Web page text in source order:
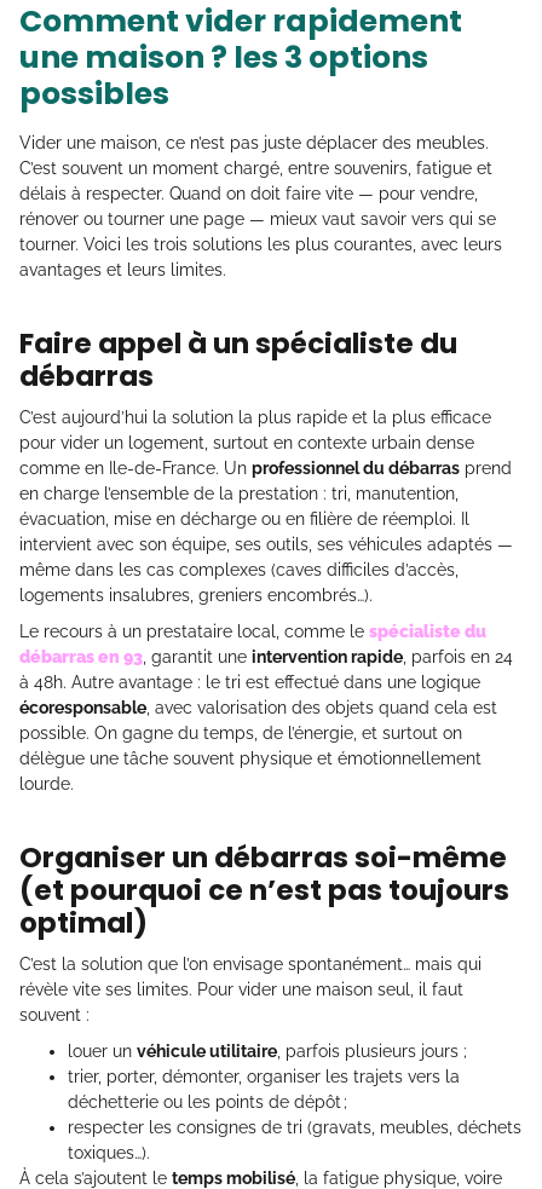
Comment vider rapidement
une maison ? les 3 options
possibles
Vider une maison, ce n’est pas juste déplacer des meubles.
C’est souvent un moment chargé, entre souvenirs, fatigue et
délais à respecter. Quand on doit faire vite — pour vendre,
rénover ou tourner une page — mieux vaut savoir vers qui se
tourner. Voici les trois solutions les plus courantes, avec leurs
avantages et leurs limites.
Faire appel à un spécialiste du
débarras
C’est aujourd’hui la solution la plus rapide et la plus efficace
pour vider un logement, surtout en contexte urbain dense
comme en Ile-de-France. Un professionnel du débarras prend
en charge l’ensemble de la prestation : tri, manutention,
évacuation, mise en décharge ou en filière de réemploi. Il
intervient avec son équipe, ses outils, ses véhicules adaptés —
même dans les cas complexes (caves difficiles d’accès,
logements insalubres, greniers encombrés…).
Le recours à un prestataire local, comme le spécialiste du
débarras en 93 , garantit une intervention rapide , parfois en 24
à 48h. Autre avantage : le tri est effectué dans une logique
écoresponsable , avec valorisation des objets quand cela est
possible. On gagne du temps, de l’énergie, et surtout on
délègue une tâche souvent physique et émotionnellement
lourde.
Organiser un débarras soi-même
(et pourquoi ce n’est pas toujours
optimal)
C’est la solution que l’on envisage spontanément… mais qui
révèle vite ses limites. Pour vider une maison seul, il faut
souvent :
louer un véhicule utilitaire , parfois plusieurs jours ;
trier, porter, démonter, organiser les trajets vers la
déchetterie ou les points de dépôt ;
respecter les consignes de tri (gravats, meubles, déchets
toxiques…).
À cela s’ajoutent le temps mobilisé , la fatigue physique, voire